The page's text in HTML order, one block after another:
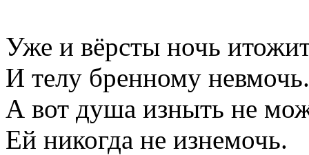
Уже и вёрсты ночь
И телу бренному невмочь.
А вот душа изныть не
Ей никогда не изнемочь.